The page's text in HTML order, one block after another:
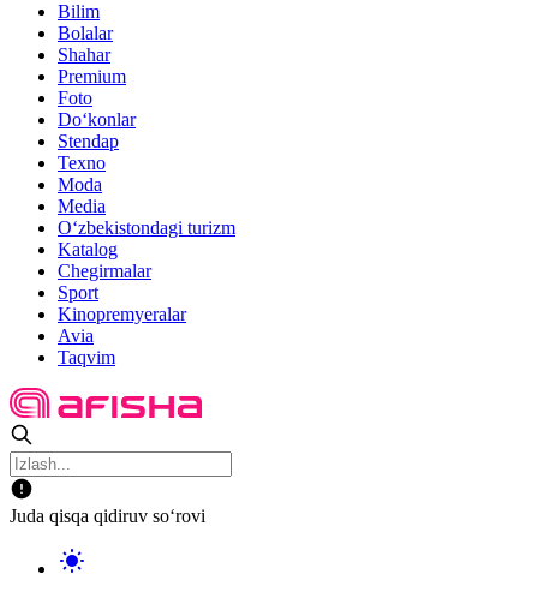
Bilim
Bolalar
Shahar
Premium
Foto
Do‘konlar
Stendap
Texno
Moda
Media
O‘zbekistondagi turizm
Katalog
Chegirmalar
Sport
Kinopremyeralar
Avia
Taqvim
Juda qisqa qidiruv so‘rovi